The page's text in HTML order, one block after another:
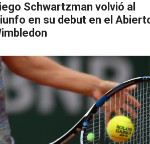
Schwartzman volvió al
en su debut en el